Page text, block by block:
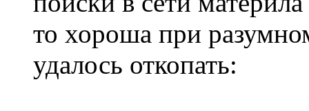
то хороша при
удалось откопать: